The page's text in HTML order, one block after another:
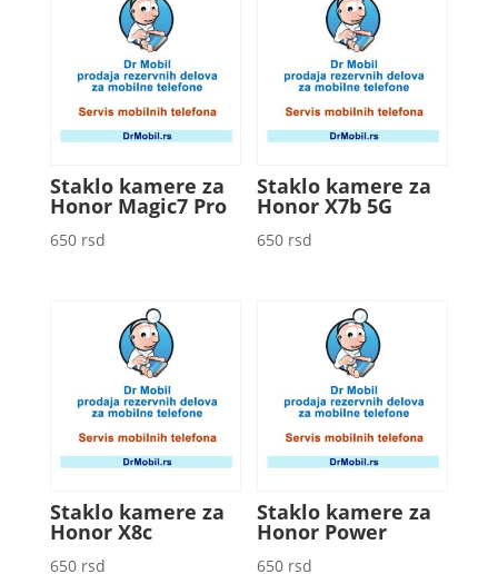
Staklo kamere za
Honor Magic7 Pro
650 rsd
Staklo kamere za
Honor X7b 5G
650 rsd
Staklo kamere za
Honor X8c
650 rsd
Staklo kamere za
Honor Power
650 rsd